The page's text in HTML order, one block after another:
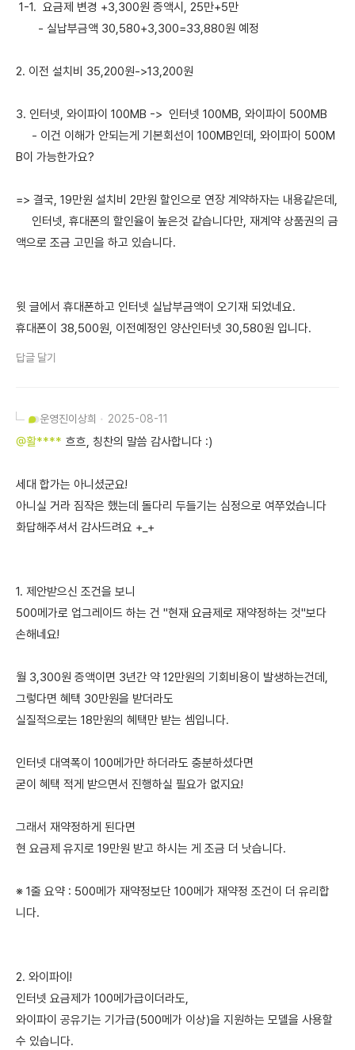
1-1. 요금제 변경 +3,300원 증액시, 25만+5만
- 실납부금액 30,580+3,300=33,880원 예정
2. 이전 설치비 35,200원->13,200원
3. 인터넷, 와이파이 100MB -> 인터넷 100MB, 와이파이 500MB
- 이건 이해가 안되는게 기본회선이 100MB인데, 와이파이 500M
B이 가능한가요?
=> 결국, 19만원 설치비 2만원 할인으로 연장 계약하자는 내용같은데,
인터넷, 휴대폰의 할인율이 높은것 같습니다만, 재계약 상품권의 금
액으로 조금 고민을 하고 있습니다.
윗 글에서 휴대폰하고 인터넷 실납부금액이 오기재 되었네요.
휴대폰이 38,500원, 이전예정인 양산인터넷 30,580원 입니다.
답글 달기
운영진이상희 2025-08-11
@활**** 흐흐, 칭찬의 말씀 감사합니다 :)
세대 합가는 아니셨군요!
아니실 거라 짐작은 했는데 돌다리 두들기는 심정으로 여쭈었습니다
화답해주셔서 감사드려요 +_+
1. 제안받으신 조건을 보니
500메가로 업그레이드 하는 건 "현재 요금제로 재약정하는 것"보다
손해네요!
월 3,300원 증액이면 3년간 약 12만원의 기회비용이 발생하는건데,
그렇다면 혜택 30만원을 받더라도
실질적으로는 18만원의 혜택만 받는 셈입니다.
인터넷 대역폭이 100메가만 하더라도 충분하셨다면
굳이 혜택 적게 받으면서 진행하실 필요가 없지요!
그래서 재약정하게 된다면
현 요금제 유지로 19만원 받고 하시는 게 조금 더 낫습니다.
※ 1줄 요약 : 500메가 재약정보단 100메가 재약정 조건이 더 유리합
니다.
2. 와이파이!
인터넷 요금제가 100메가급이더라도,
와이파이 공유기는 기가급(500메가 이상)을 지원하는 모델을 사용할
수 있습니다.